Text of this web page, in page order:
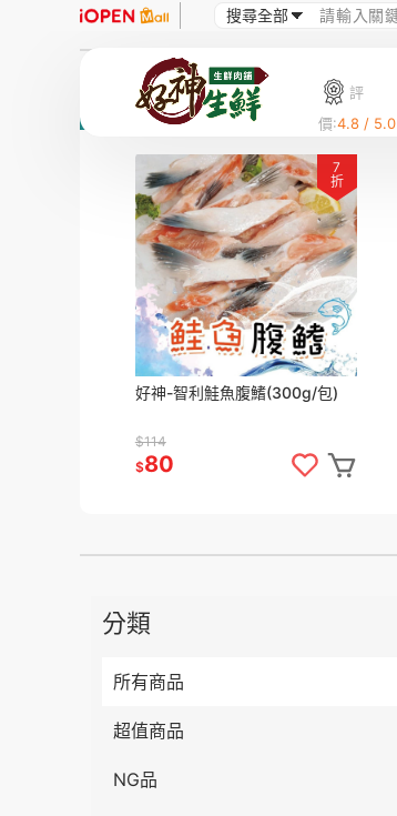
評
價:4.8 / 5.0
7
折
好神-智利鮭魚腹鰭(300g/包)
$114
$80
分類
所有商品
超值商品
NG品